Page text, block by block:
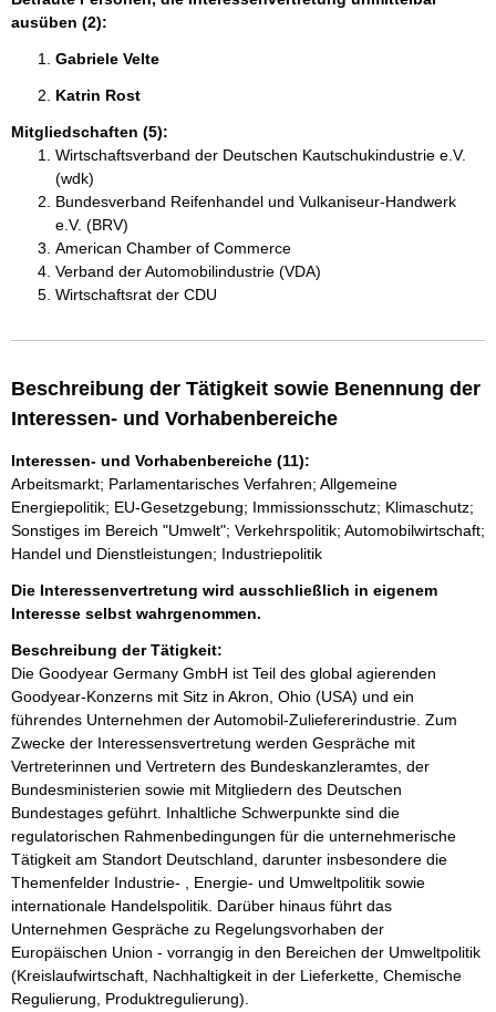
ausüben (2):
Gabriele Velte
Katrin Rost
Mitgliedschaften (5):
Wirtschaftsverband der Deutschen Kautschukindustrie e.V.
(wdk)
Bundesverband Reifenhandel und Vulkaniseur-Handwerk
e.V. (BRV)
American Chamber of Commerce
Verband der Automobilindustrie (VDA)
Wirtschaftsrat der CDU
Beschreibung der Tätigkeit sowie Benennung der
Interessen- und Vorhabenbereiche
Interessen- und Vorhabenbereiche (11):
Arbeitsmarkt; Parlamentarisches Verfahren; Allgemeine
Energiepolitik; EU-Gesetzgebung; Immissionsschutz; Klimaschutz;
Sonstiges im Bereich "Umwelt"; Verkehrspolitik; Automobilwirtschaft;
Handel und Dienstleistungen; Industriepolitik
Die Interessenvertretung wird ausschließlich in eigenem
Interesse selbst wahrgenommen.
Beschreibung der Tätigkeit:
Die Goodyear Germany GmbH ist Teil des global agierenden
Goodyear-Konzerns mit Sitz in Akron, Ohio (USA) und ein
führendes Unternehmen der Automobil-Zuliefererindustrie. Zum
Zwecke der Interessensvertretung werden Gespräche mit
Vertreterinnen und Vertretern des Bundeskanzleramtes, der
Bundesministerien sowie mit Mitgliedern des Deutschen
Bundestages geführt. Inhaltliche Schwerpunkte sind die
regulatorischen Rahmenbedingungen für die unternehmerische
Tätigkeit am Standort Deutschland, darunter insbesondere die
Themenfelder Industrie- , Energie- und Umweltpolitik sowie
internationale Handelspolitik. Darüber hinaus führt das
Unternehmen Gespräche zu Regelungsvorhaben der
Europäischen Union - vorrangig in den Bereichen der Umweltpolitik
(Kreislaufwirtschaft, Nachhaltigkeit in der Lieferkette, Chemische
Regulierung, Produktregulierung).